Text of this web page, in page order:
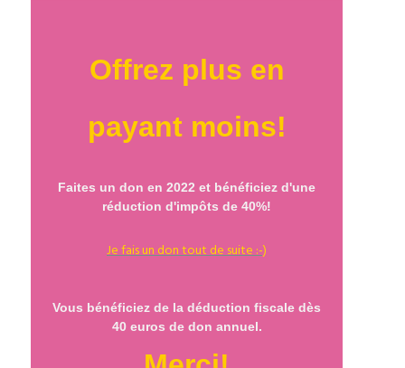
Offrez plus en
payant moins!
Faites un don en 2022 et bénéficiez d'une
réduction d'impôts de 40%!
Je fais un don tout de suite :-)
Vous bénéficiez de la déduction fiscale dès
40 euros de don annuel.